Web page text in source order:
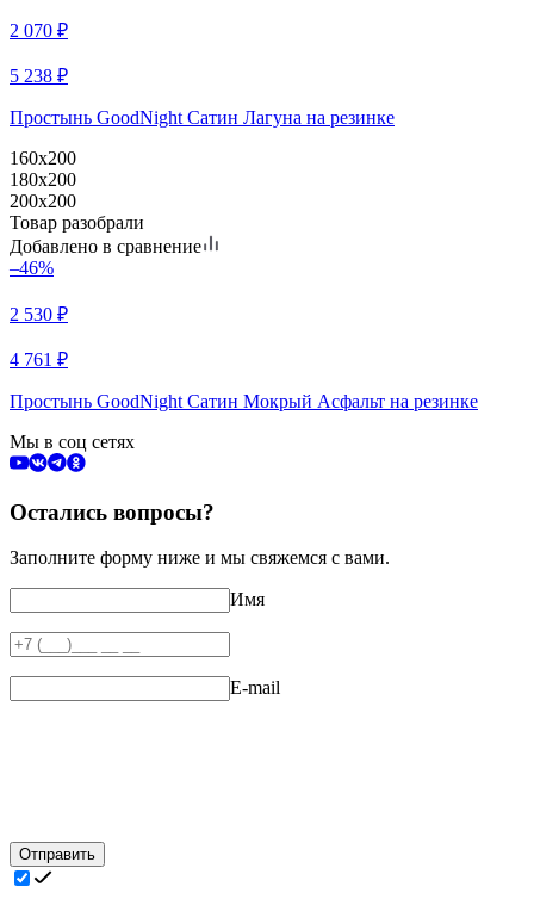
2 070 ₽
5 238 ₽
Простынь GoodNight Сатин Лагуна на резинке
160x200
180x200
200x200
Товар разобрали
Добавлено в сравнение
–46%
2 530 ₽
4 761 ₽
Простынь GoodNight Сатин Мокрый Асфальт на резинке
Мы в соц сетях
Остались вопросы?
Заполните форму ниже и мы свяжемся с вами.
Имя
E-mail
Отправить